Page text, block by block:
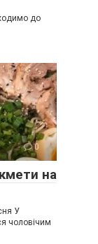
до
0
на
У
чоловічим